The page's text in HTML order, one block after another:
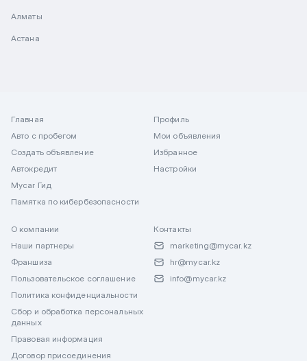
Алматы
Астана
Главная
Авто с пробегом
Создать объявление
Автокредит
Mycar Гид
Памятка по кибербезопасности
Профиль
Мои объявления
Избранное
Настройки
О компании
Наши партнеры
Франшиза
Пользовательское соглашение
Политика конфиденциальности
Сбор и обработка персональных
данных
Правовая информация
Договор присоединения
Контакты
marketing@mycar.kz
hr@mycar.kz
info@mycar.kz